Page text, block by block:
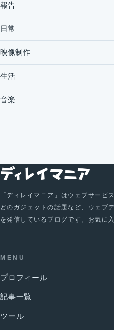
報告
日常
映像制作
生活
音楽
「ディレイマニア」はウェブサービ
どのガジェットの話題など、ウェブ
を発信しているブログです。お気に
MENU
プロフィール
記事一覧
ツール